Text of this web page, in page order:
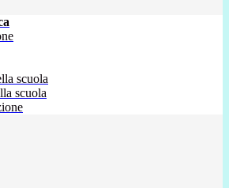
scuola
scuola